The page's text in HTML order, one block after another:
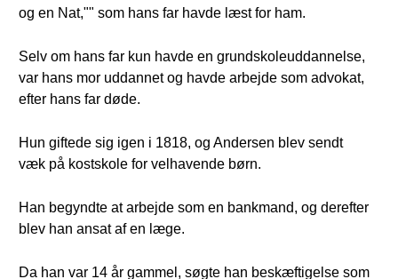
og en Nat,"" som hans far havde læst for ham.
Selv om hans far kun havde en grundskoleuddannelse,
var hans mor uddannet og havde arbejde som advokat,
efter hans far døde.
Hun giftede sig igen i 1818, og Andersen blev sendt
væk på kostskole for velhavende børn.
Han begyndte at arbejde som en bankmand, og derefter
blev han ansat af en læge.
Da han var 14 år gammel, søgte han beskæftigelse som